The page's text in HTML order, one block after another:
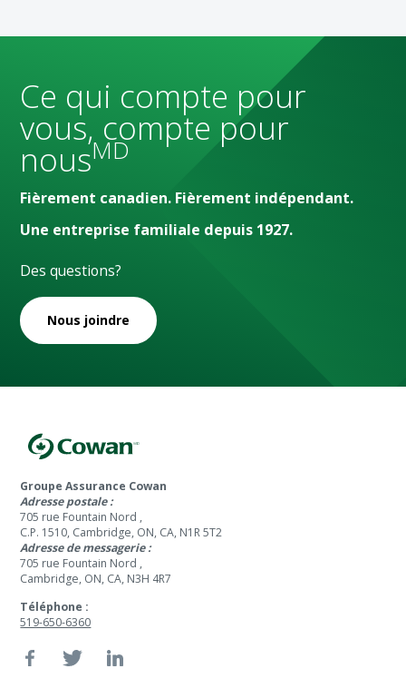
Ce qui compte pour
vous, compte pour
nousMD
Fièrement canadien. Fièrement indépendant.
Une entreprise familiale depuis 1927.
Des questions?
Nous joindre
Groupe Assurance Cowan
Adresse postale :
705 rue Fountain Nord ,
C.P. 1510, Cambridge, ON, CA, N1R 5T2
Adresse de messagerie :
705 rue Fountain Nord ,
Cambridge, ON, CA, N3H 4R7
Téléphone :
519-650-6360